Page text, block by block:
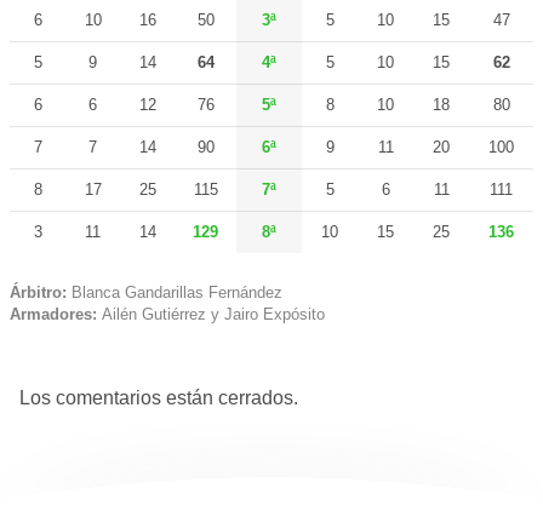
6 10 16 50 3ª 5 10 15 47
5 9 14 64 4ª 5 10 15 62
6 6 12 76 5ª 8 10 18 80
7 7 14 90 6ª 9 11 20 100
8 17 25 115 7ª 5 6 11 111
3 11 14 129 8ª 10 15 25 136
Árbitro: Blanca Gandarillas Fernández
Armadores: Ailén Gutiérrez y Jairo Expósito
Los comentarios están cerrados.